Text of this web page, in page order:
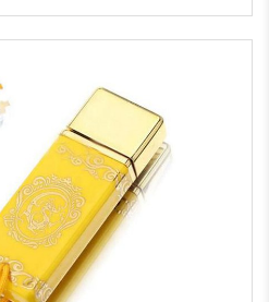
dạng, được tự chọn màu sắc